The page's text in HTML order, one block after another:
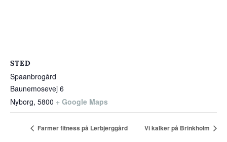
STED
Spaanbrogård
Baunemosevej 6
Nyborg, 5800 + Google Maps
Farmer fitness på Lerbjerggård Vi kalker på Brinkholm